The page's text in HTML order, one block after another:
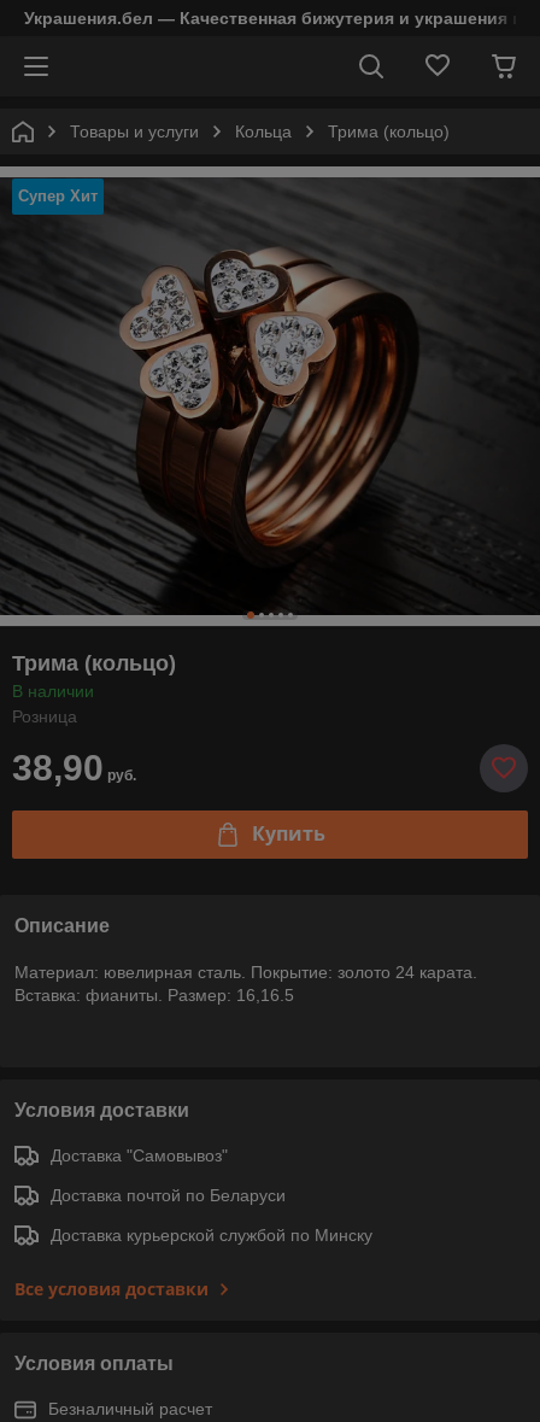
Украшения.бел — Качественная бижутерия и украшения в
Товары и услуги Кольца Трима (кольцо)
Супер Хит
Трима (кольцо)
В наличии
Розница
38,90 руб.
Купить
Описание
Материал: ювелирная сталь. Покрытие: золото 24 карата.
Вставка: фианиты. Размер: 16,16.5
Условия доставки
Доставка "Самовывоз"
Доставка почтой по Беларуси
Доставка курьерской службой по Минску
Все условия доставки
Условия оплаты
Безналичный расчет